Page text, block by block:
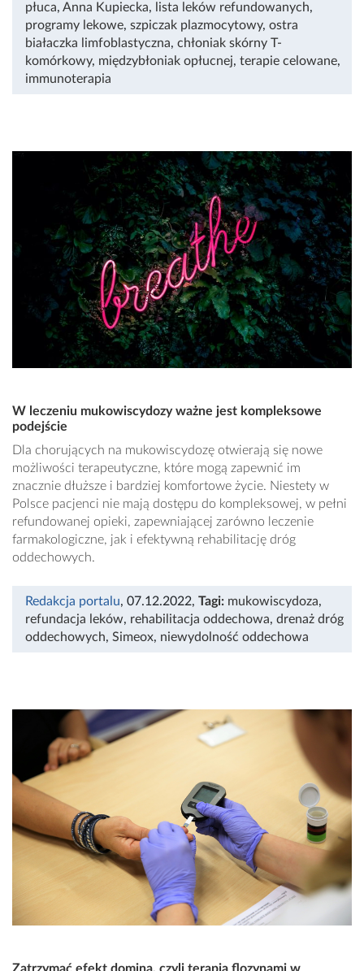
płuca, Anna Kupiecka, lista leków refundowanych,
programy lekowe, szpiczak plazmocytowy, ostra
białaczka limfoblastyczna, chłoniak skórny T-
komórkowy, międzybłoniak opłucnej, terapie celowane,
immunoterapia
W leczeniu mukowiscydozy ważne jest kompleksowe
podejście
Dla chorujących na mukowiscydozę otwierają się nowe
możliwości terapeutyczne, które mogą zapewnić im
znacznie dłuższe i bardziej komfortowe życie. Niestety w
Polsce pacjenci nie mają dostępu do kompleksowej, w pełni
refundowanej opieki, zapewniającej zarówno leczenie
farmakologiczne, jak i efektywną rehabilitację dróg
oddechowych.
Redakcja portalu, 07.12.2022, Tagi: mukowiscydoza,
refundacja leków, rehabilitacja oddechowa, drenaż dróg
oddechowych, Simeox, niewydolność oddechowa